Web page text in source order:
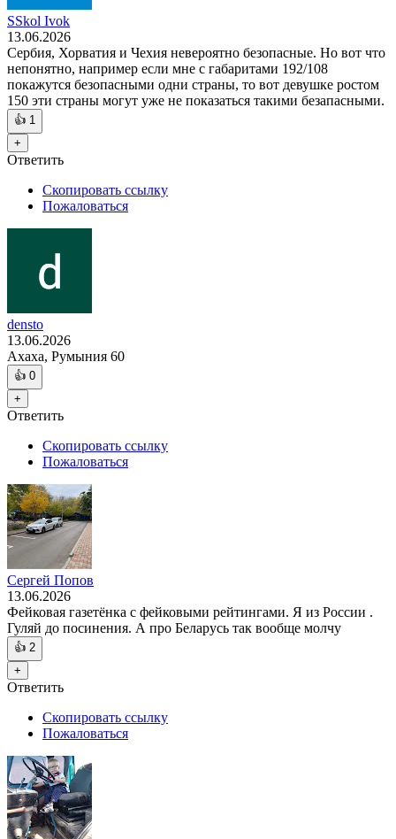
SSkol Ivok
13.06.2026
Сербия, Хорватия и Чехия невероятно безопасные. Но вот что
непонятно, например если мне с габаритами 192/108
покажутся безопасными одни страны, то вот девушке ростом
150 эти страны могут уже не показаться такими безапасными.
👍 1
+
Ответить
Скопировать ссылку
Пожаловаться
densto
13.06.2026
Ахаха, Румыния 60
👍 0
+
Ответить
Скопировать ссылку
Пожаловаться
Сергей Попов
13.06.2026
Фейковая газетёнка с фейковыми рейтингами. Я из России .
Гуляй до посинения. А про Беларусь так вообще молчу
👍 2
+
Ответить
Скопировать ссылку
Пожаловаться